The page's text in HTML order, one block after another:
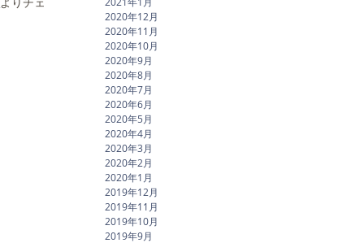
2020年12月
2020年11月
2020年10月
2020年9月
2020年8月
2020年7月
2020年6月
2020年5月
2020年4月
2020年3月
2020年2月
2020年1月
2019年12月
2019年11月
2019年10月
2019年9月